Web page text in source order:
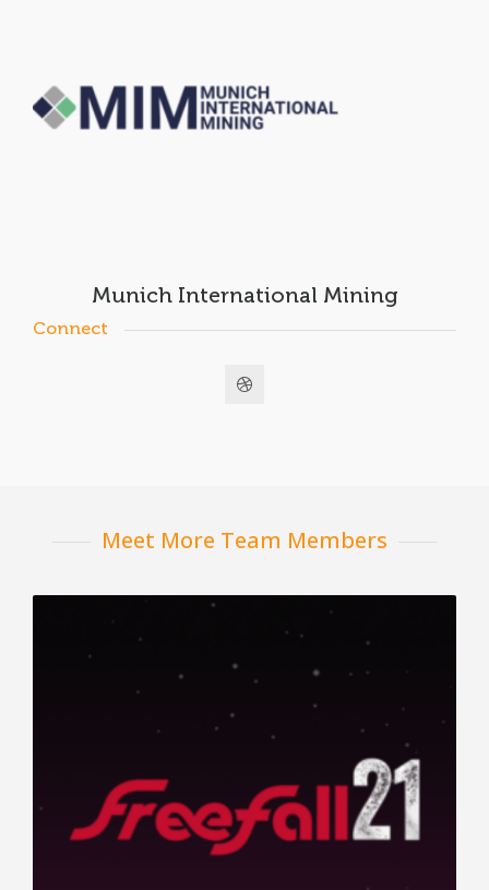
Munich International Mining
Connect
Meet More Team Members